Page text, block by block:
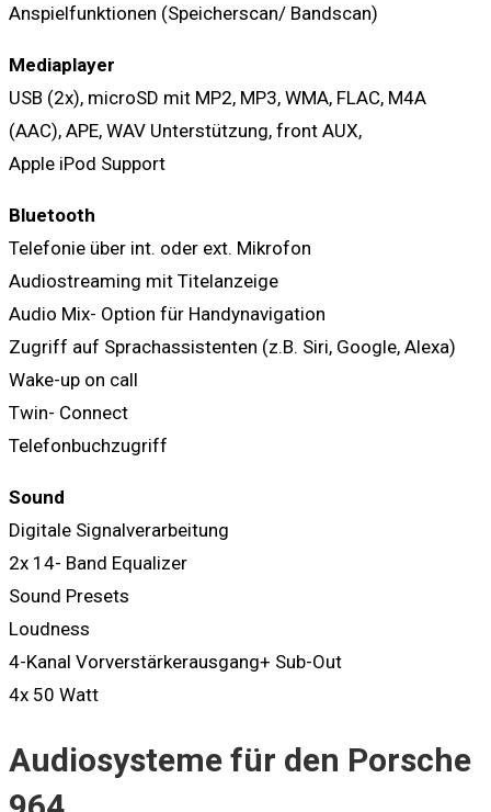
Anspielfunktionen (Speicherscan/ Bandscan)
Mediaplayer
USB (2x), microSD mit MP2, MP3, WMA, FLAC, M4A
(AAC), APE, WAV Unterstützung, front AUX,
Apple iPod Support
Bluetooth
Telefonie über int. oder ext. Mikrofon
Audiostreaming mit Titelanzeige
Audio Mix- Option für Handynavigation
Zugriff auf Sprachassistenten (z.B. Siri, Google, Alexa)
Wake-up on call
Twin- Connect
Telefonbuchzugriff
Sound
Digitale Signalverarbeitung
2x 14- Band Equalizer
Sound Presets
Loudness
4-Kanal Vorverstärkerausgang+ Sub-Out
4x 50 Watt
Audiosysteme für den Porsche